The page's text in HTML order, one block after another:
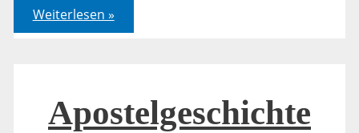
Apostelgeschichte
08,4-
25
Weiterlesen »
Apostelgeschichte